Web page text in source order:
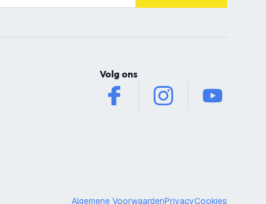
Volg ons
facebook instagram youtube
Algemene VoorwaardenPrivacyCookies